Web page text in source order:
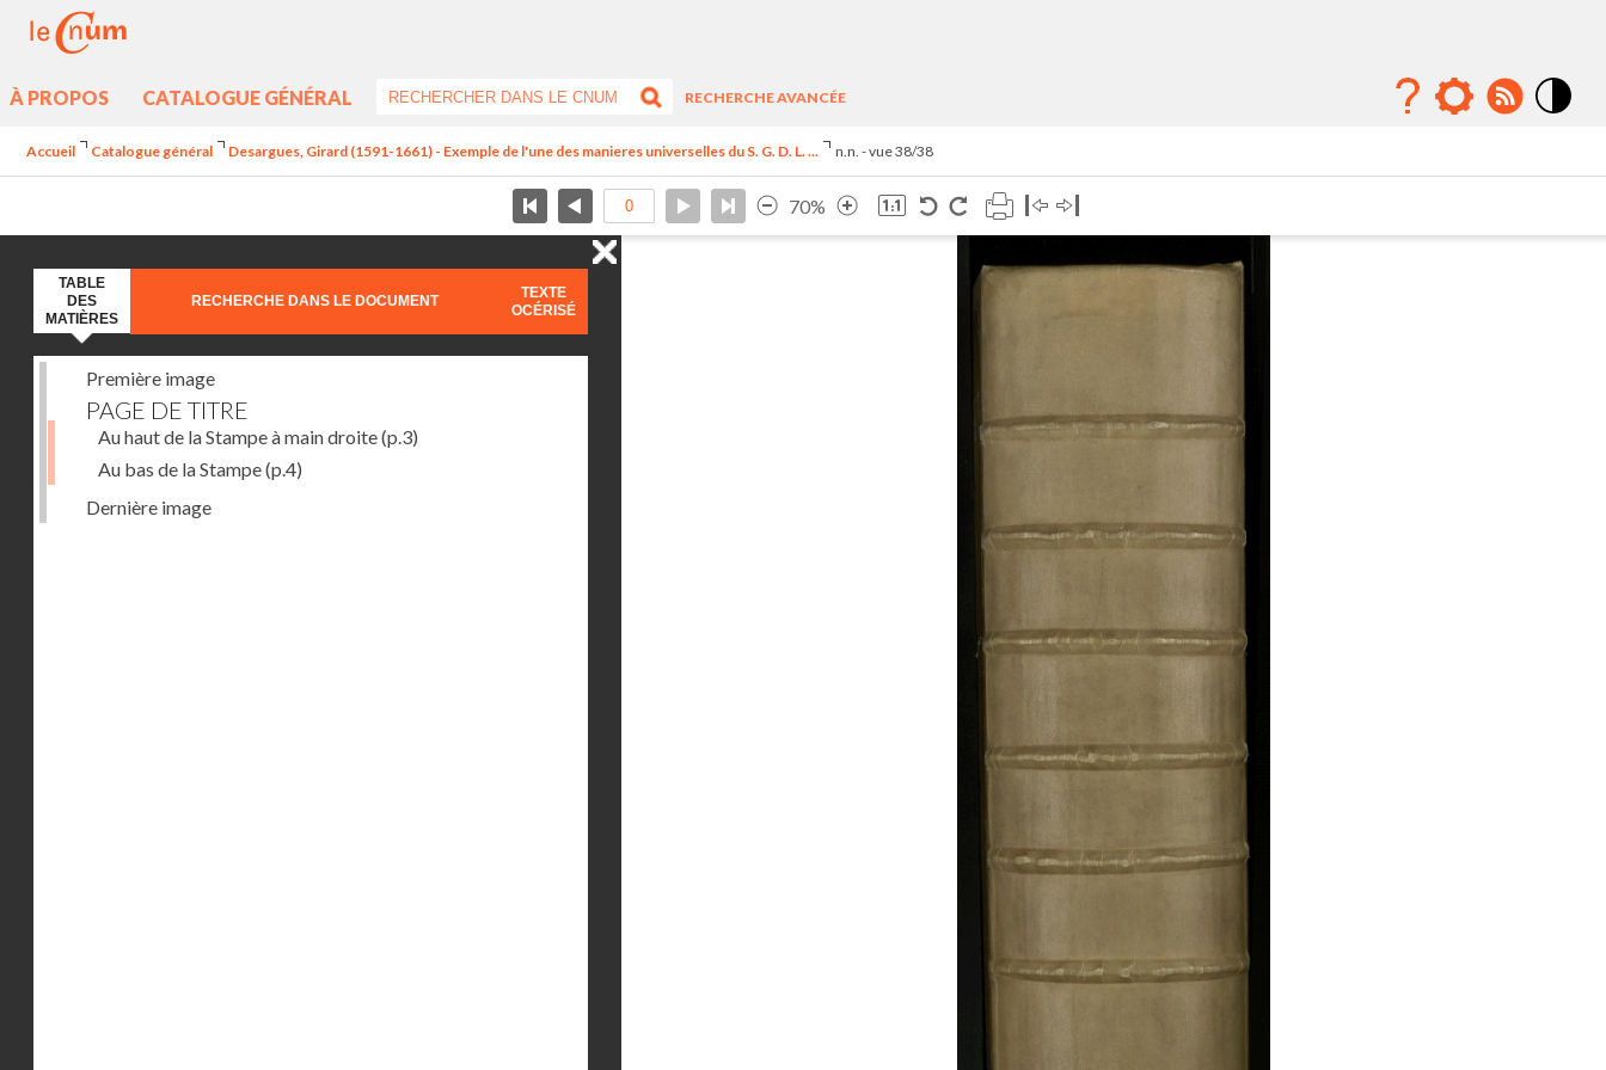
À PROPOS CATALOGUE GÉNÉRAL
RECHERCHE AVANCÉE
Accueil Catalogue général Desargues, Girard (1591-1661) - Exemple de l'une des manieres universelles du S. G. D. L. ... n.n. - vue 38/38
70%
TABLE
DES
MATIÈRES
RECHERCHE DANS LE DOCUMENT
TEXTE
OCÉRISÉ
Première image
PAGE DE TITRE
Au haut de la Stampe à main droite(p.3)
Au bas de la Stampe(p.4)
Dernière image